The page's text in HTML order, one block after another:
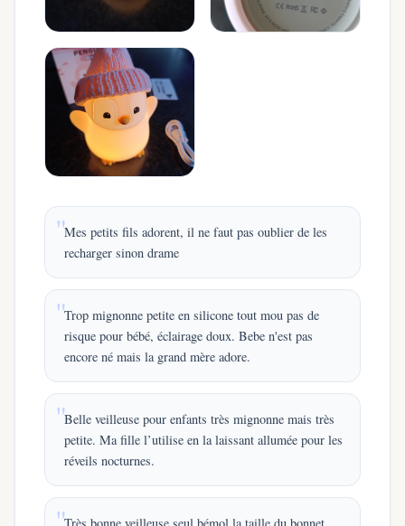
Mes petits fils adorent, il ne faut pas oublier de les
recharger sinon drame
Trop mignonne petite en silicone tout mou pas de
risque pour bébé, éclairage doux. Bebe n'est pas
encore né mais la grand mère adore.
Belle veilleuse pour enfants très mignonne mais très
petite. Ma fille l’utilise en la laissant allumée pour les
réveils nocturnes.